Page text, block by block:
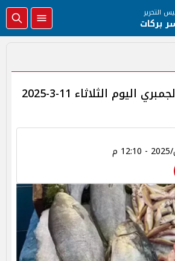
التحرير
بركات
أسعار السمك والجمبري اليوم الثلاثاء 11-3-2025